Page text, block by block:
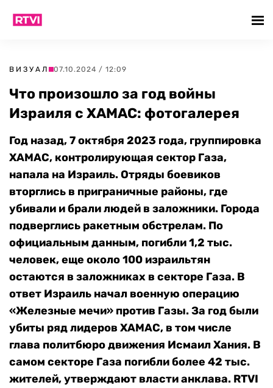
ВИЗУАЛ 07.10.2024 / 12:09
Что произошло за год войны
Израиля с ХАМАС: фотогалерея
Год назад, 7 октября 2023 года, группировка
ХАМАС, контролирующая сектор Газа,
напала на Израиль. Отряды боевиков
вторглись в приграничные районы, где
убивали и брали людей в заложники. Города
подверглись ракетным обстрелам. По
официальным данным, погибли 1,2 тыс.
человек, еще около 100 израильтян
остаются в заложниках в секторе Газа. В
ответ Израиль начал военную операцию
«Железные мечи» против Газы. За год были
убиты ряд лидеров ХАМАС, в том числе
глава политбюро движения Исмаил Хания. В
самом секторе Газа погибли более 42 тыс.
жителей, утверждают власти анклава. RTVI